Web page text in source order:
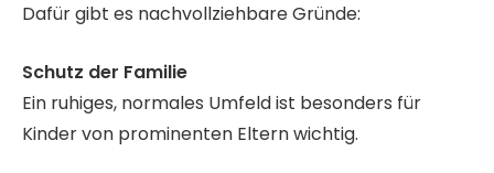
Dafür gibt es nachvollziehbare Gründe:
Schutz der Familie
Ein ruhiges, normales Umfeld ist besonders für
Kinder von prominenten Eltern wichtig.